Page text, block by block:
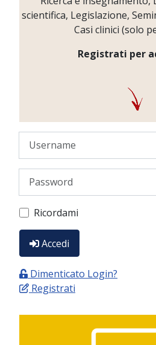
scientifica, Legislazione,
Casi clinici (solo
Registrati per
Username
Password
Ricordami
Accedi
Dimenticato Login?
Registrati